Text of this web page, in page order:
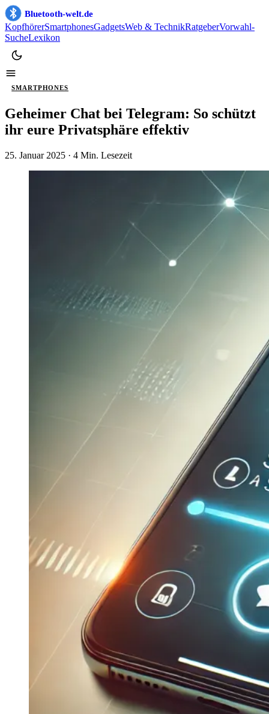
Bluetooth-welt.de
KopfhörerSmartphonesGadgetsWeb & TechnikRatgeberVorwahl-
SucheLexikon
SMARTPHONES
Geheimer Chat bei Telegram: So schützt
ihr eure Privatsphäre effektiv
25. Januar 2025 · 4 Min. Lesezeit